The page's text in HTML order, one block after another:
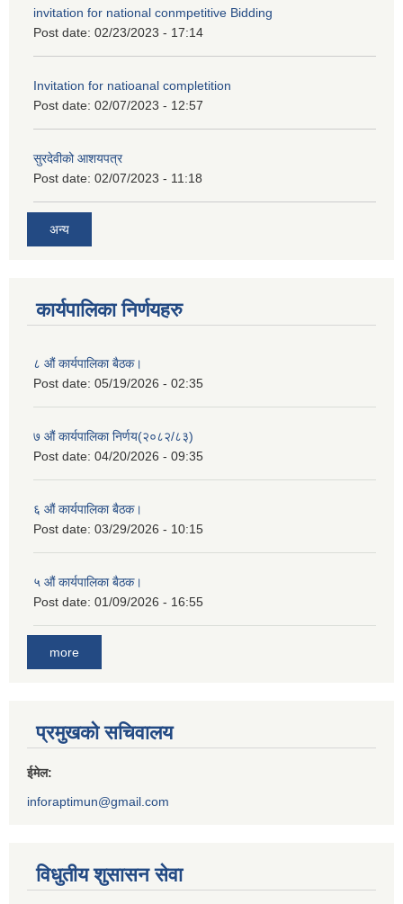
invitation for national conmpetitive Bidding
Post date: 02/23/2023 - 17:14
Invitation for natioanal completition
Post date: 02/07/2023 - 12:57
सुरदेवीको आशयपत्र
Post date: 02/07/2023 - 11:18
अन्य
कार्यपालिका निर्णयहरु
८ औं कार्यपालिका बैठक।
Post date: 05/19/2026 - 02:35
७ औं कार्यपालिका निर्णय(२०८२/८३)
Post date: 04/20/2026 - 09:35
६ औं कार्यपालिका बैठक।
Post date: 03/29/2026 - 10:15
५ औं कार्यपालिका बैठक।
Post date: 01/09/2026 - 16:55
more
प्रमुखको सचिवालय
ईमेल:
inforaptimun@gmail.com
विधुतीय शुसासन सेवा